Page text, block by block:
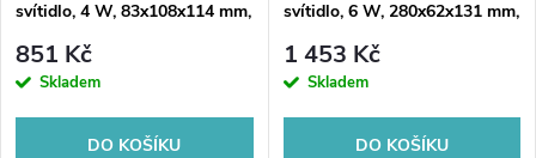
svítidlo, 4 W, 83x108x114 mm,
851 Kč
Skladem
DO KOŠÍKU
svítidlo, 6 W, 280x62x131 mm,
1 453 Kč
Skladem
DO KOŠÍKU